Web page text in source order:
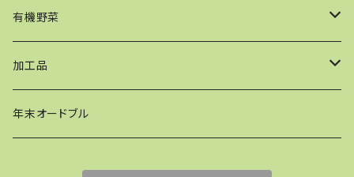
有機野菜
【発送：単発】野菜セット
【発送：月１回定期便】野菜セット
加工品
ケークサレ
年末オードブル